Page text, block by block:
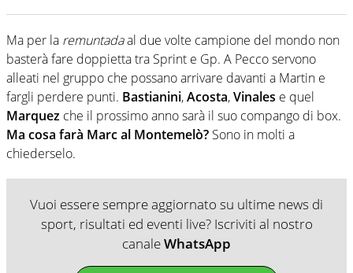
Ma per la remuntadaal due volte campione del mondo non
basterà fare doppietta tra Sprint e Gp. A Pecco servono
alleati nel gruppo che possano arrivare davanti a Martin e
fargli perdere punti. Bastianini,Acosta,Vinales e quel
Marquez che il prossimo anno sarà il suo compango di box.
Ma cosa farà Marc al Montemelò? Sono in molti a
chiederselo.
Vuoi essere sempre aggiornato su ultime news di
sport, risultati ed eventi live? Iscriviti al nostro
canaleWhatsApp